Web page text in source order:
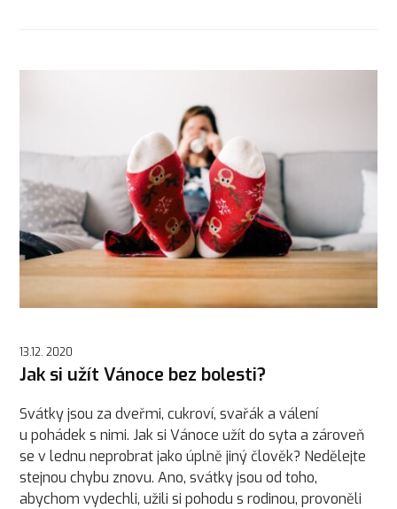
13.12. 2020
Jak si užít Vánoce bez bolesti?
Svátky jsou za dveřmi, cukroví, svařák a válení
u pohádek s nimi. Jak si Vánoce užít do syta a zároveň
se v lednu neprobrat jako úplně jiný člověk? Nedělejte
stejnou chybu znovu. Ano, svátky jsou od toho,
abychom vydechli, užili si pohodu s rodinou, provoněli